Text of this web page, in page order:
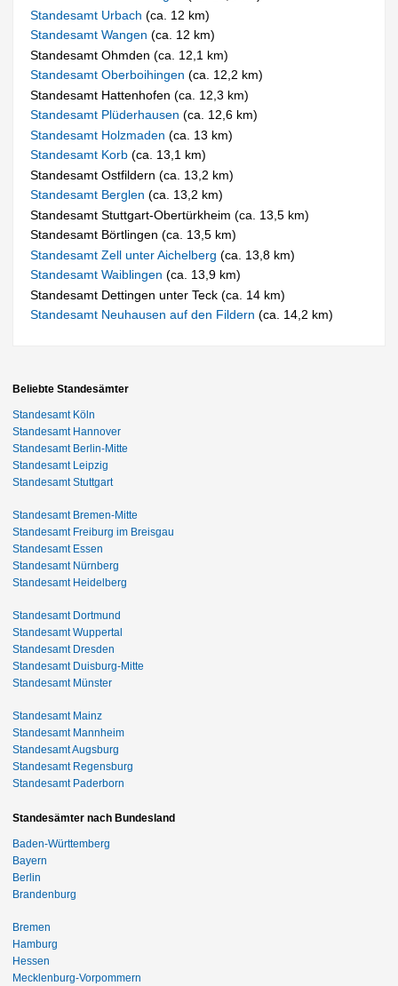
Standesamt Urbach(ca. 12 km)
Standesamt Wangen(ca. 12 km)
Standesamt Ohmden (ca. 12,1 km)
Standesamt Oberboihingen(ca. 12,2 km)
Standesamt Hattenhofen (ca. 12,3 km)
Standesamt Plüderhausen(ca. 12,6 km)
Standesamt Holzmaden(ca. 13 km)
Standesamt Korb(ca. 13,1 km)
Standesamt Ostfildern (ca. 13,2 km)
Standesamt Berglen(ca. 13,2 km)
Standesamt Stuttgart-Obertürkheim (ca. 13,5 km)
Standesamt Börtlingen (ca. 13,5 km)
Standesamt Zell unter Aichelberg(ca. 13,8 km)
Standesamt Waiblingen(ca. 13,9 km)
Standesamt Dettingen unter Teck (ca. 14 km)
Standesamt Neuhausen auf den Fildern(ca. 14,2 km)
Beliebte Standesämter
Standesamt Köln
Standesamt Hannover
Standesamt Berlin-Mitte
Standesamt Leipzig
Standesamt Stuttgart
Standesamt Bremen-Mitte
Standesamt Freiburg im Breisgau
Standesamt Essen
Standesamt Nürnberg
Standesamt Heidelberg
Standesamt Dortmund
Standesamt Wuppertal
Standesamt Dresden
Standesamt Duisburg-Mitte
Standesamt Münster
Standesamt Mainz
Standesamt Mannheim
Standesamt Augsburg
Standesamt Regensburg
Standesamt Paderborn
Standesämter nach Bundesland
Baden-Württemberg
Bayern
Berlin
Brandenburg
Bremen
Hamburg
Hessen
Mecklenburg-Vorpommern